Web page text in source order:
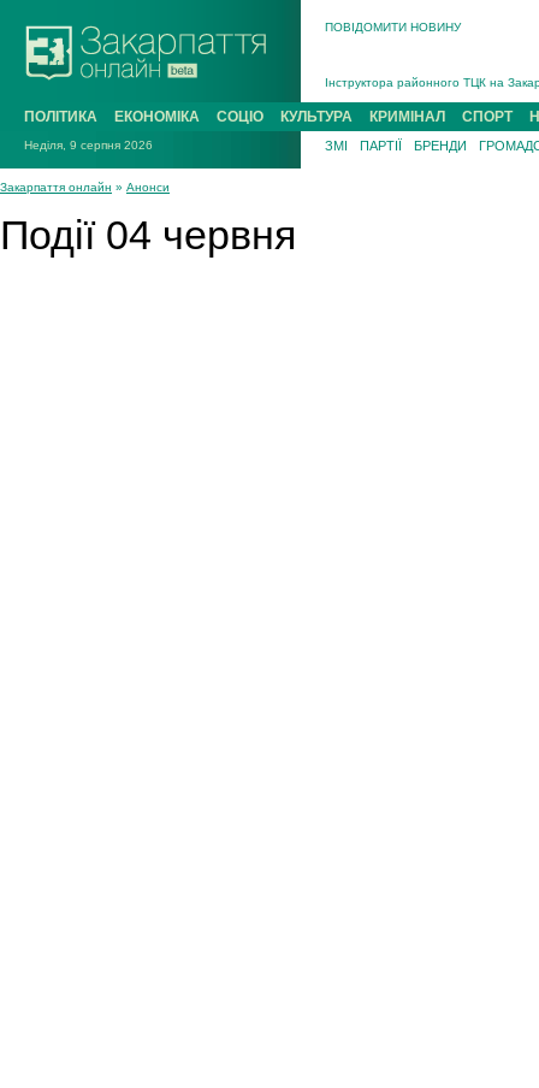
ПОВІДОМИТИ НОВИНУ
Інструктора районного ТЦК на
В Ужгороді попрощаються із
В Ужгороді 5 серпня
Підтвердили загибель захисника
ПОЛІТИКА ЕКОНОМІКА СОЦІО КУЛЬТУРА КРИМІНАЛ СПОРТ
Неділя, 9 серпня 2026 ЗМІ ПАРТІЇ БРЕНДИ
Закарпаття онлайн » Анонси
Події 04 червня